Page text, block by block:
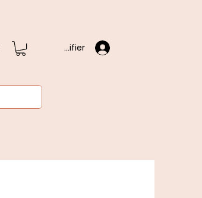
S'identifier